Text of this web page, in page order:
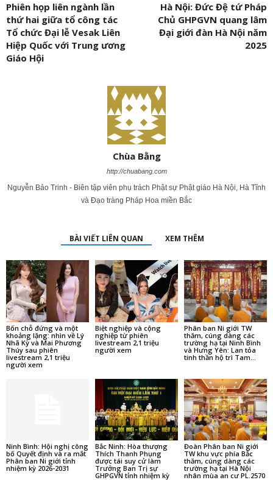
Phiên họp liên ngành lần
thứ hai giữa tổ công tác
Tổ chức Đại lễ Vesak Liên
Hiệp Quốc với Trung ương
Giáo Hội
Hà Nội: Đức Đệ tứ Pháp
Chủ GHPGVN quang lâm
Đại giới đàn Hà Nội năm
2025
Chùa Bằng
http://chuabang.com
Nguyễn Bảo Trinh - Biên tập viên phụ trách Phật sự Phật giáo Hà Nội, Hà Tĩnh
và Đạo tràng Pháp Hoa miền Bắc
BÀI VIẾT LIÊN QUAN XEM THÊM
Bốn chỗ đứng và một
khoảng lặng: nhìn về Lý
Nhã Kỳ và Mai Phương
Thúy sau phiên
livestream 2,1 triệu
người xem
Biệt nghiệp và cộng
nghiệp từ phiên
livestream 2,1 triệu
người xem
Phân ban Ni giới TW
thăm, cúng dàng các
trường hạ tại Ninh Bình
và Hưng Yên: Lan tỏa
tinh thần hộ trì Tam...
Ninh Bình: Hội nghị công
bố Quyết định và ra mắt
Phân ban Ni giới tỉnh
nhiệm kỳ 2026-2031
Bắc Ninh: Hòa thượng
Thích Thanh Phụng
được tái suy cử làm
Trưởng Ban Trị sự
GHPGVN tỉnh nhiệm kỳ
Đoàn Phân ban Ni giới
TW khu vực phía Bắc
thăm, cúng dàng các
trường hạ tại Hà Nội
nhân mùa an cư PL.2570